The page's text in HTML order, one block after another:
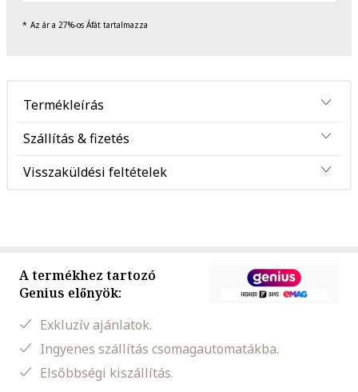
Az ár a 27%-os Áfát tartalmazza
Termékleírás
Szállítás & fizetés
Visszaküldési feltételek
A termékhez tartozó
Genius előnyök:
Exkluzív ajánlatok.
Ingyenes szállítás csomagautomatákba.
Elsőbbségi kiszállítás.